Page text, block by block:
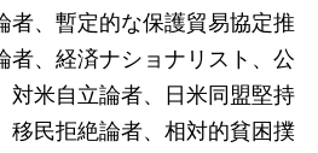
者、暫定的な保護貿易協定推
者、経済ナショナリスト、公
対米自立論者、日米同盟堅持
移民拒絶論者、相対的貧困撲